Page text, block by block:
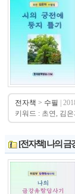
전자책 > 수필 |
키워드 : 초연, 김
[전자책] 나의 금